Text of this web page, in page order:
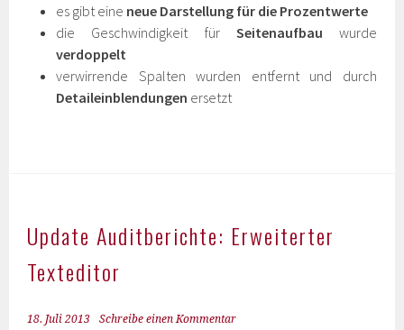
es gibt eine neue Darstellung für die Prozentwerte
die Geschwindigkeit für Seitenaufbau wurde
verdoppelt
verwirrende Spalten wurden entfernt und durch
Detaileinblendungen ersetzt
Update Auditberichte: Erweiterter
Texteditor
18. Juli 2013 Schreibe einen Kommentar